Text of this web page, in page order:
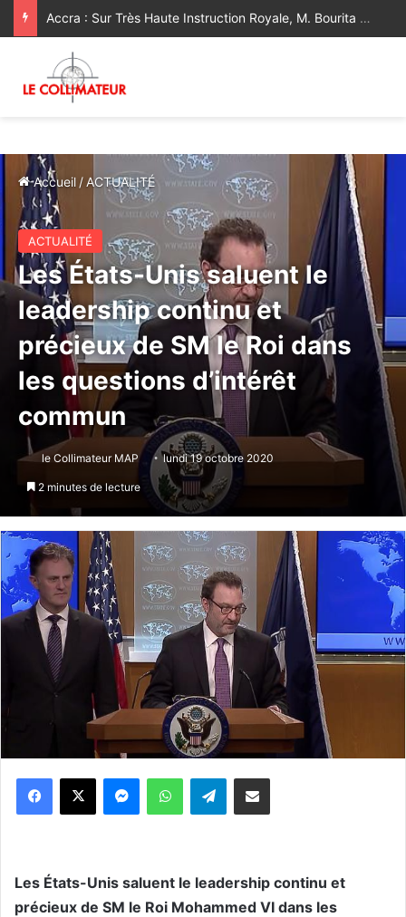
Accra : Sur Très Haute Instruction Royale, M. Bourita représente Sa Majesté le Roi au Sommet extraordinaire de l’UA sur l’élimination du Sida d’ici 2030
Accueil / ACTUALITÉ
ACTUALITÉ
Les États-Unis saluent le
leadership continu et
précieux de SM le Roi dans
les questions d’intérêt
commun
le Collimateur MAP lundi 19 octobre 2020
2 minutes de lecture
WhatsApp Telegram
Les États-Unis saluent le leadership continu et
précieux de SM le Roi Mohammed VI dans les